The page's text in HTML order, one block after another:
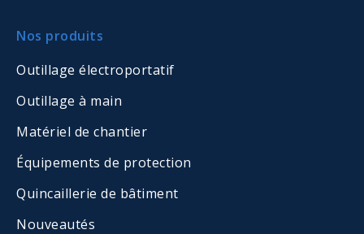
Nos produits
Outillage électroportatif
Outillage à main
Matériel de chantier
Équipements de protection
Quincaillerie de bâtiment
Nouveautés